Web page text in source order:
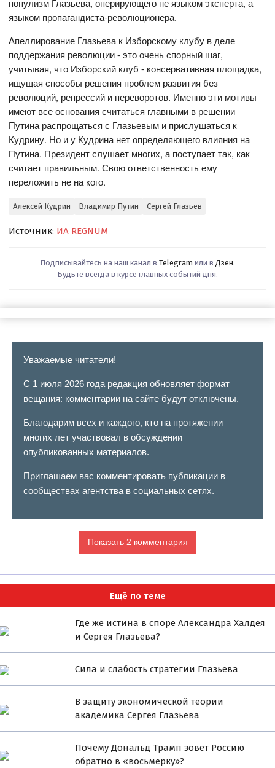
популизм Глазьева, оперирующего не языком эксперта, а
языком пропагандиста-революционера.
Апеллирование Глазьева к Изборскому клубу в деле
поддержания революции - это очень спорный шаг,
учитывая, что Изборский клуб - консервативная площадка,
ищущая способы решения проблем развития без
революций, репрессий и переворотов. Именно эти мотивы
имеют все основания считаться главными в решении
Путина распрощаться с Глазьевым и прислушаться к
Кудрину. Но и у Кудрина нет определяющего влияния на
Путина. Президент слушает многих, а поступает так, как
считает правильным. Свою ответственность ему
переложить не на кого.
Алексей Кудрин Владимир Путин Сергей Глазьев
Источник: ИА REGNUM
Подписывайтесь на наш канал в Telegram или в Дзен.
Будьте всегда в курсе главных событий дня.
Уважаемые читатели!
С 1 июля 2026 года редакция обновляет формат
вещания: комментарии на сайте будут отключены.
Благодарим всех и каждого, кто на протяжении
многих лет участвовал в обсуждении
опубликованных материалов.
Приглашаем вас комментировать публикации в
сообществах агентства в социальных сетях.
Показать 2 комментария
Ещё по теме
Где же истина в споре Александра Халдея
и Сергея Глазьева?
Сила и слабость стратегии Глазьева
В защиту экономической теории
академика Сергея Глазьева
Почему Дональд Трамп зовет Россию
обратно в «восьмерку»?